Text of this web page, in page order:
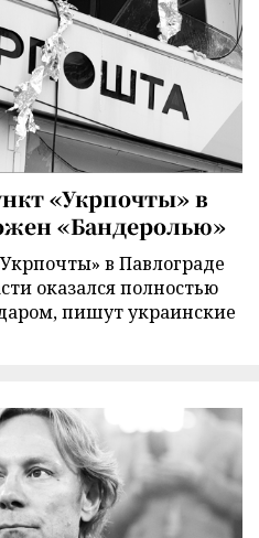
«Укрпочты» в
«Бандеролью»
в Павлограде
оказался полностью
пишут украинские